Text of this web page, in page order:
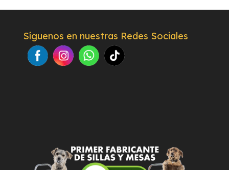
Síguenos en nuestras Redes Sociales